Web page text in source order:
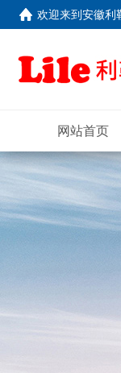
欢迎来到安徽利
网站首页